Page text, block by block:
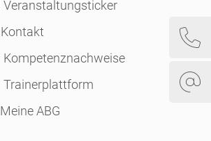
Veranstaltungsticker
Kontakt
Kompetenznachweise
Trainerplattform
Meine ABG